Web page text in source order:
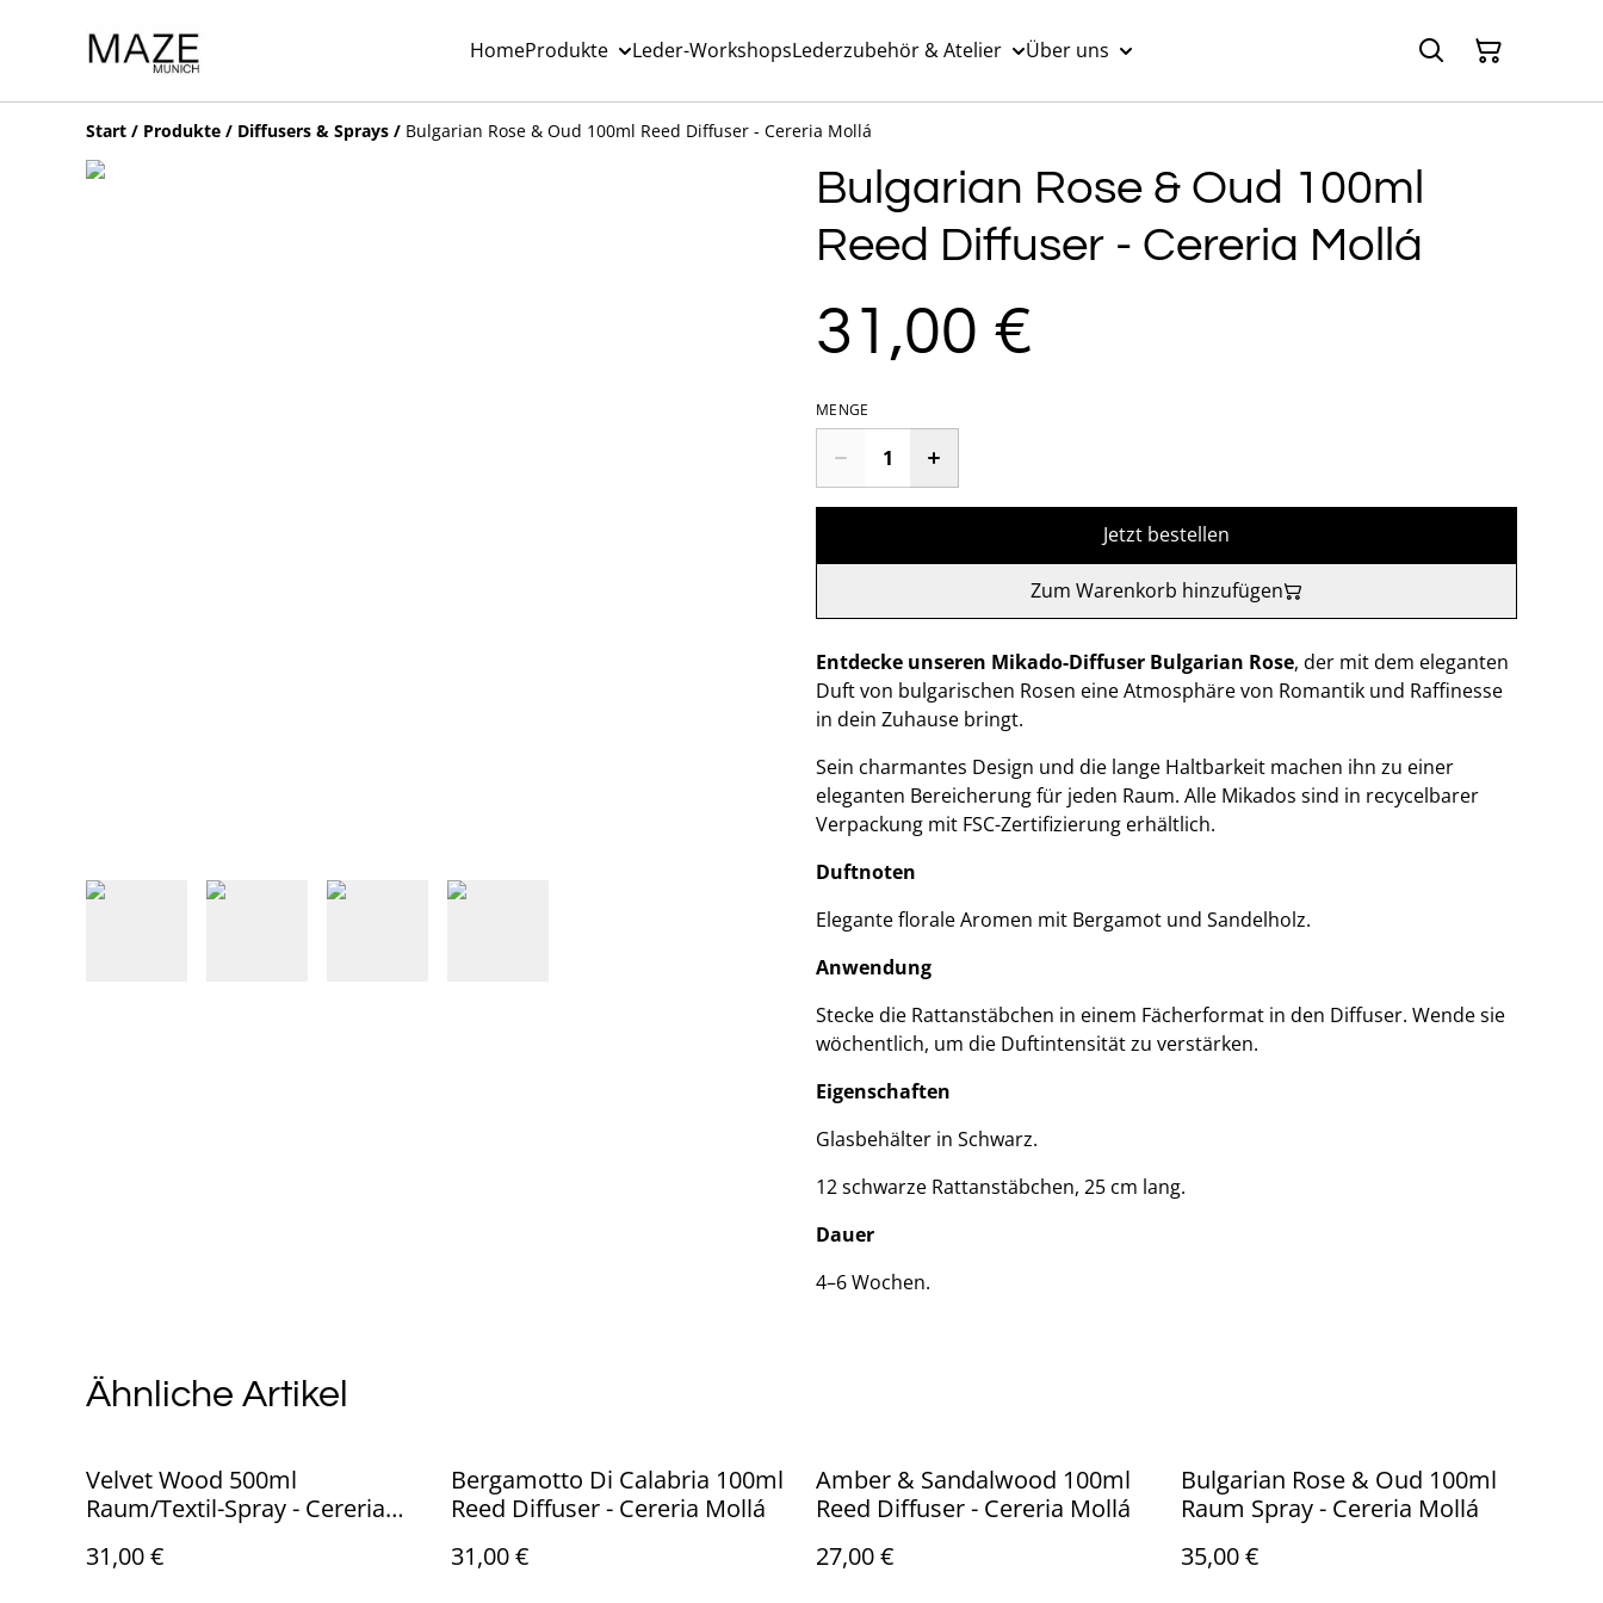
HomeProdukte Leder-WorkshopsLederzubehör & Atelier Über uns
Start / Produkte / Diffusers & Sprays / Bulgarian Rose & Oud 100ml Reed Diffuser - Cereria Mollá
Bulgarian Rose & Oud 100ml
Reed Diffuser - Cereria Mollá
31,00 €
MENGE
Jetzt bestellen
Zum Warenkorb hinzufügen
Entdecke unseren Mikado-Diffuser Bulgarian Rose, der mit dem eleganten
Duft von bulgarischen Rosen eine Atmosphäre von Romantik und Raffinesse
in dein Zuhause bringt.
Sein charmantes Design und die lange Haltbarkeit machen ihn zu einer
eleganten Bereicherung für jeden Raum. Alle Mikados sind in recycelbarer
Verpackung mit FSC-Zertifizierung erhältlich.
Duftnoten
Elegante florale Aromen mit Bergamot und Sandelholz.
Anwendung
Stecke die Rattanstäbchen in einem Fächerformat in den Diffuser. Wende sie
wöchentlich, um die Duftintensität zu verstärken.
Eigenschaften
Glasbehälter in Schwarz.
12 schwarze Rattanstäbchen, 25 cm lang.
Dauer
4–6 Wochen.
Ähnliche Artikel
Velvet Wood 500ml
Raum/Textil-Spray - Cereria
31,00 €
Bergamotto Di Calabria 100ml
Reed Diffuser - Cereria Mollá
31,00 €
Amber & Sandalwood 100ml
Reed Diffuser - Cereria Mollá
27,00 €
Bulgarian Rose & Oud 100ml
Raum Spray - Cereria Mollá
35,00 €